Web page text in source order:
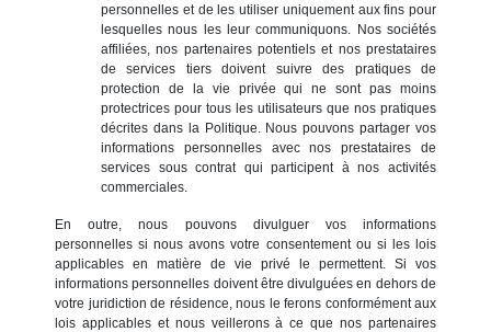
personnelles et de les utiliser uniquement aux fins pour
lesquelles nous les leur communiquons. Nos sociétés
affiliées, nos partenaires potentiels et nos prestataires
de services tiers doivent suivre des pratiques de
protection de la vie privée qui ne sont pas moins
protectrices pour tous les utilisateurs que nos pratiques
décrites dans la Politique. Nous pouvons partager vos
informations personnelles avec nos prestataires de
services sous contrat qui participent à nos activités
commerciales.
En outre, nous pouvons divulguer vos informations
personnelles si nous avons votre consentement ou si les lois
applicables en matière de vie privé le permettent. Si vos
informations personnelles doivent être divulguées en dehors de
votre juridiction de résidence, nous le ferons conformément aux
lois applicables et nous veillerons à ce que nos partenaires